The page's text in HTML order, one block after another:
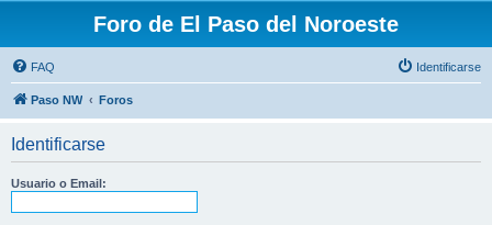
Foro de El Paso del Noroeste
FAQ Identificarse
Paso NW Foros
Identificarse
Usuario o Email: